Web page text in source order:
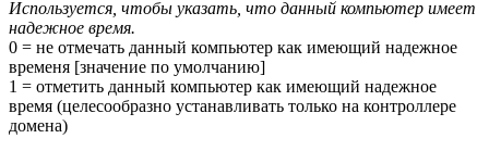
Используется, чтобы указать, что данный компьютер имеет
надежное время.
0 = не отмечать данный компьютер как имеющий надежное
временя [значение по умолчанию]
1 = отметить данный компьютер как имеющий надежное
время (целесообразно устанавливать только на контроллере
домена)